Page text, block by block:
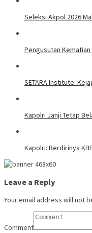
Seleksi Akpol 2026
Pengusutan
SETARA Institute:
Kapolri Janji Tetap
Kapolri: Berdirinya
Leave a Reply
Your email address will not
Comment